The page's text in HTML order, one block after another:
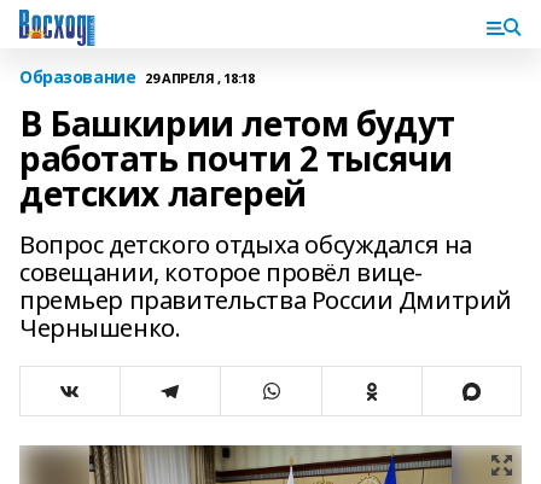
Образование 29 АПРЕЛЯ , 18:18
В Башкирии летом будут
работать почти 2 тысячи
детских лагерей
Вопрос детского отдыха обсуждался на
совещании, которое провёл вице-
премьер правительства России Дмитрий
Чернышенко.